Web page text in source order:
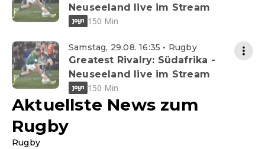
Neuseeland live im Stream
150 Min
Samstag, 29.08. 16:35 • Rugby
Greatest Rivalry: Südafrika -
Neuseeland live im Stream
150 Min
Aktuellste News zum
Rugby
Rugby